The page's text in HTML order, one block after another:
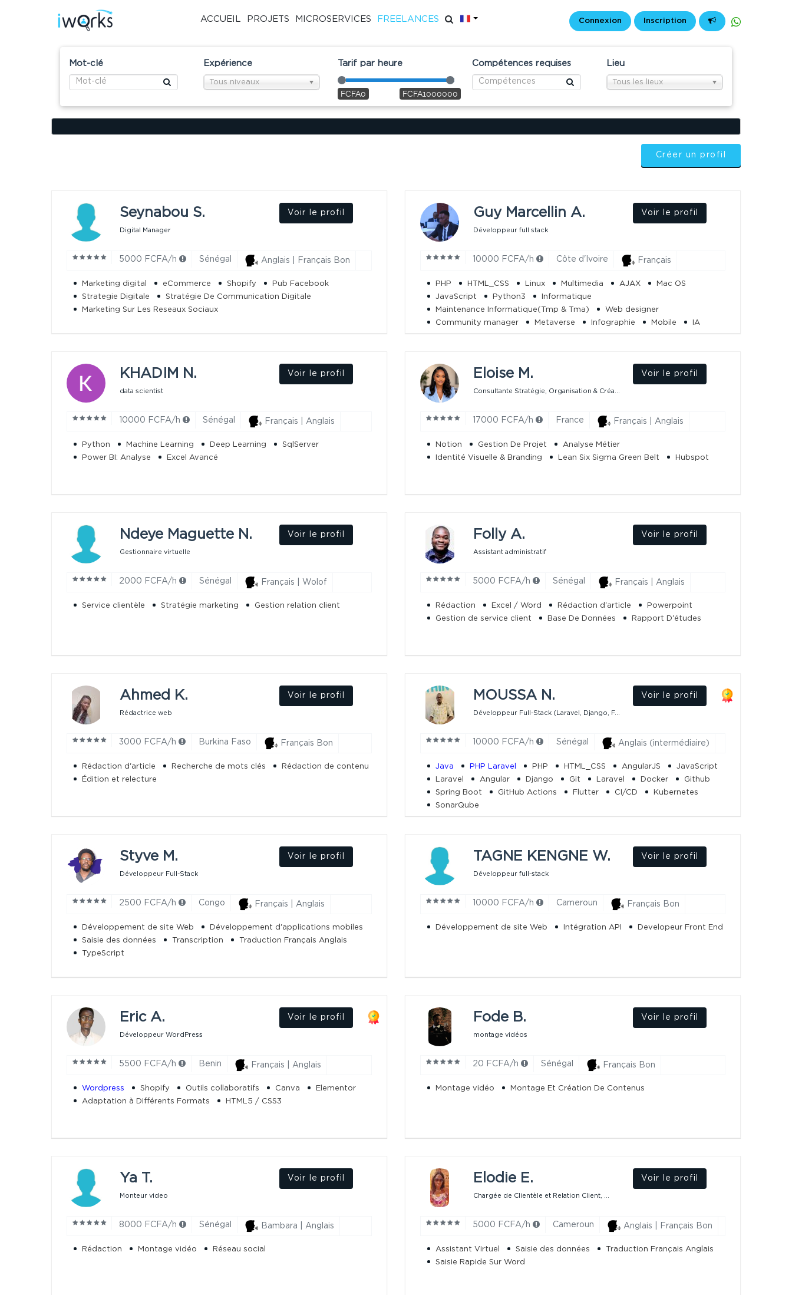
ACCUEIL PROJETS MICROSERVICES FREELANCES FR Connexion Inscription
Mot-clé Expérience
Tous niveaux
Tarif par heure
FCFA0 FCFA1000000
Compétences requises Lieu
Tous les lieux
Créer un profil
Seynabou S.
Digital Manager
Voir le profil
5000 FCFA/h Sénégal Anglais | Français Bon
Marketing digital eCommerce Shopify
Pub Facebook
Strategie Digitale
Stratégie De Communication Digitale
Marketing Sur Les Reseaux Sociaux
Guy Marcellin A.
Développeur full stack
Voir le profil
10000 FCFA/h Côte d'Ivoire Français
PHP HTML_CSS Linux Multimedia AJAX
Mac OS
JavaScript
Python3
Informatique
Maintenance Informatique(Tmp & Tma)
Web designer
Community manager
Metaverse Infographie Mobile
IA
Intelligence artificielle
SQL Musique
OpenAI
KHADIM N.
data scientist
Voir le profil
10000 FCFA/h Sénégal Français | Anglais
Python Machine Learning Deep Learning
SqlServer
Power BI: Analyse
Excel Avancé
Eloise M.
Consultante Stratégie, Organisation & Créa...
Voir le profil
17000 FCFA/h France Français | Anglais
Notion Gestion De Projet
Analyse Métier
Identité Visuelle & Branding
Lean Six Sigma Green Belt Hubspot
Ndeye Maguette N.
Gestionnaire virtuelle
Voir le profil
2000 FCFA/h Sénégal Français | Wolof
Service clientèle Stratégie marketing Gestion relation client
Folly A.
Assistant administratif
Voir le profil
5000 FCFA/h Sénégal Français | Anglais
Rédaction Excel / Word Rédaction d'article
Powerpoint
Gestion de service client
Base De Données Rapport D'études
Ahmed K.
Rédactrice web
Voir le profil
3000 FCFA/h Burkina Faso Français Bon
Rédaction d'article Recherche de mots clés
Rédaction de contenu
Édition et relecture
MOUSSA N.
Développeur Full-Stack (Laravel, Django, F...
Voir le profil
10000 FCFA/h Sénégal Anglais (intermédiaire)
Java PHP Laravel PHP HTML_CSS AngularJS
JavaScript
Laravel
Angular Django Git Laravel Docker
Github
Spring Boot
GitHub Actions Flutter CI/CD
Kubernetes
SonarQube
Styve M.
Développeur Full-Stack
Voir le profil
2500 FCFA/h Congo Français | Anglais
Développement de site Web
Développement d'applications mobiles
Saisie des données
Transcription
Traduction Français Anglais
TypeScript
TAGNE KENGNE W.
Développeur full-stack
Voir le profil
10000 FCFA/h Cameroun Français Bon
Développement de site Web Intégration API Developeur Front End
Eric A.
Développeur WordPress
Voir le profil
5500 FCFA/h Benin Français | Anglais
Wordpress Shopify Outils collaboratifs Canva
Elementor
Adaptation à Différents Formats
HTML5 / CSS3
Fode B.
montage vidéos
Voir le profil
20 FCFA/h Sénégal Français Bon
Montage vidéo Montage Et Création De Contenus
Ya T.
Monteur video
Voir le profil
8000 FCFA/h Sénégal Bambara | Anglais
Rédaction Montage vidéo Réseau social
Elodie E.
Chargée de Clientèle et Relation Client, ...
Voir le profil
5000 FCFA/h Cameroun Anglais | Français Bon
Assistant Virtuel Saisie des données
Traduction Français Anglais
Saisie Rapide Sur Word